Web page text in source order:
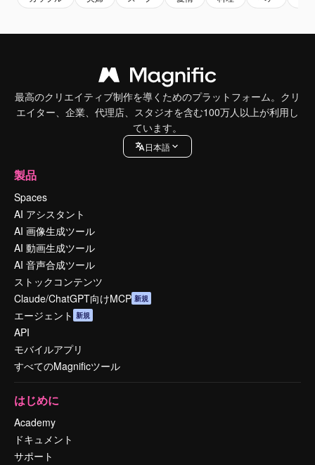
最高のクリエイティブ制作を導くためのプラットフォーム。クリ
エイター、企業、代理店、スタジオを含む100万人以上が利用し
ています。
日本語
製品
Spaces
AI アシスタント
AI 画像生成ツール
AI 動画生成ツール
AI 音声合成ツール
ストックコンテンツ
Claude/ChatGPT向けMCP 新規
エージェント 新規
API
モバイルアプリ
すべてのMagnificツール
はじめに
Academy
ドキュメント
サポート